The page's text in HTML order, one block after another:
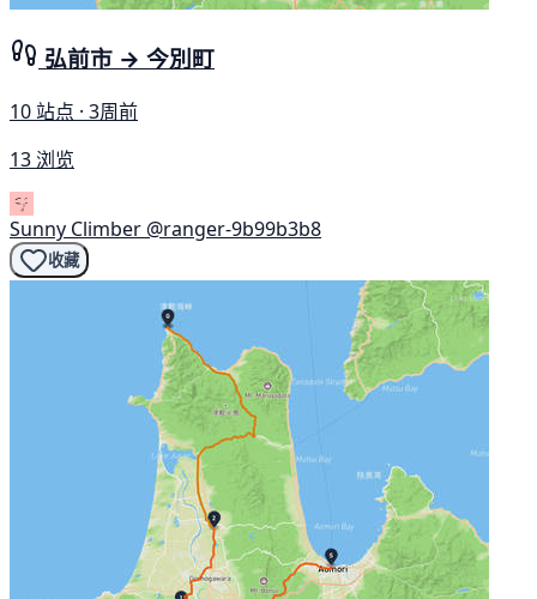
弘前市 → 今別町
10 站点 · 3周前
13 浏览
Sunny Climber @ranger-9b99b3b8
收藏